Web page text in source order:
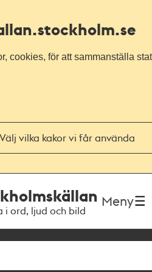
.stockholm.se
cookies, för att sammanställa
Välj vilka kakor vi får använda
i ord, ljud och bild
Meny